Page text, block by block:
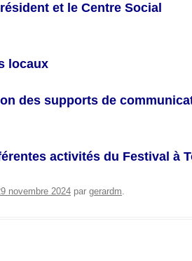
et le Centre Social
locaux
des supports de
activités du Festival à
novembre 2024 par gerardm.